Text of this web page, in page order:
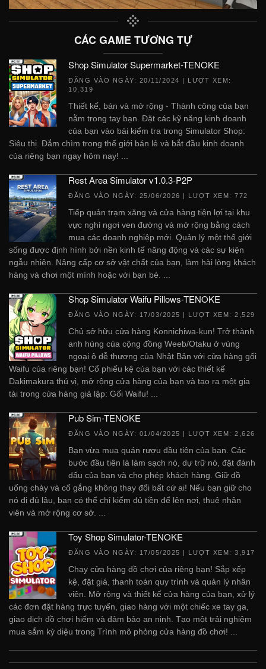
CÁC GAME TƯƠNG TỰ
Shop Simulator Supermarket-TENOKE
ĐĂNG VÀO NGÀY: 20/11/2024 | LƯỢT XEM:
10,319
Thiết kế, bán và mở rộng - Thành công của bạn
nằm trong tay bạn. Đặt các kỹ năng kinh doanh
của bạn vào bài kiểm tra trong Simulator Shop:
Siêu thị. Đắm chìm trong thế giới bán lẻ và bắt đầu kinh doanh
của riêng bạn ngay hôm nay! ...
Rest Area Simulator v1.0.3-P2P
ĐĂNG VÀO NGÀY: 25/06/2026 | LƯỢT XEM: 772
Tiếp quản trạm xăng và cửa hàng tiện lợi tại khu
vực nghỉ ngơi ven đường và mở rộng bằng cách
mua các doanh nghiệp mới. Quản lý một thế giới
sống được định hình bởi nền kinh tế năng động và các sự kiện
ngẫu nhiên. Nâng cấp cơ sở vật chất của bạn, làm hài lòng khách
hàng và chơi một mình hoặc với bạn bè. ...
Shop Simulator Waifu Pillows-TENOKE
ĐĂNG VÀO NGÀY: 17/03/2025 | LƯỢT XEM: 2,529
Chủ sở hữu cửa hàng Konnichiwa-kun! Trở thành
anh hùng của cộng đồng Weeb/Otaku ở vùng
ngoại ô dễ thương của Nhật Bản với cửa hàng gối
Waifu của riêng bạn! Cổ phiếu kệ của bạn với các thiết kế
Dakimakura thú vị, mở rộng cửa hàng của bạn và tạo ra một gia
tài trong cửa hàng giả lập: Gối Waifu! ...
Pub Sim-TENOKE
ĐĂNG VÀO NGÀY: 01/04/2025 | LƯỢT XEM: 2,626
Bạn vừa mua quán rượu đầu tiên của bạn. Các
bước đầu tiên là làm sạch nó, dự trữ nó, đặt đánh
dấu của bạn và cho phép khách hàng. Giữ đồ
uống chảy và cố gắng không thay đổi bất cứ ai! Nếu bạn giữ cho
nó đi đủ lâu, bạn có thể chỉ kiếm đủ tiền để lên nơi, thuê nhân
viên và mở rộng cơ sở. ...
Toy Shop Simulator-TENOKE
ĐĂNG VÀO NGÀY: 17/05/2025 | LƯỢT XEM: 3,917
Chạy cửa hàng đồ chơi của riêng bạn! Sắp xếp
kệ, đặt giá, thanh toán quy trình và quản lý nhân
viên. Mở rộng và thiết kế cửa hàng của bạn, xử lý
các đơn đặt hàng trực tuyến, giao hàng với một chiếc xe tay ga,
giao dịch đồ chơi hiếm và đảm bảo an ninh. Tạo một trải nghiệm
mua sắm kỳ diệu trong Trình mô phỏng cửa hàng đồ chơi! ...